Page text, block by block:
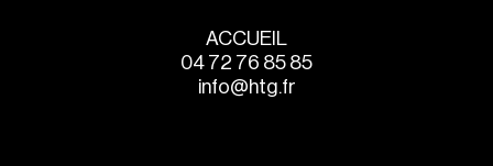
ACCUEIL
04 72 76 85 85
info@htg.fr